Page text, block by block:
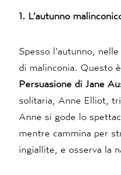
1. L’autunno
Spesso l’autunno,
di malinconia. Questo
Persuasione di Jane
solitaria, Anne Elliot,
Anne si gode lo
mentre cammina per
ingiallite, e osserva la